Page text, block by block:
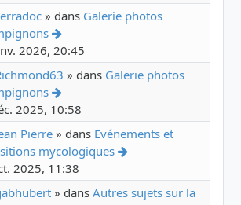
» dans Galerie photos
Voir le dernier message
2026, 20:45
» dans Galerie photos
Voir le dernier message
2025, 10:58
Pierre» dans Evénements et
mycologiques
Voir le dernier
2025, 11:38
» dans Autres sujets sur la